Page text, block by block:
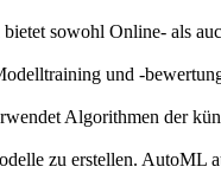
sowohl Online- als
und -
Algorithmen der
zu erstellen. AutoML